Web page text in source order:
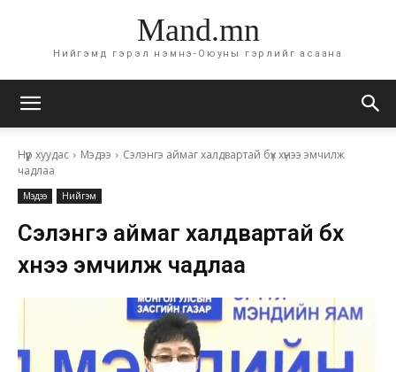
Mand.mn
Нийгэмд гэрэл нэмнэ-Оюуны гэрлийг асаана
Нүүр хуудас Мэдээ
Сэлэнгэ аймаг халдвартай бүх хүнээ эмчилж
чадлаа
Мэдээ Нийгэм
Сэлэнгэ аймаг халдвартай бүх
хүнээ эмчилж чадлаа